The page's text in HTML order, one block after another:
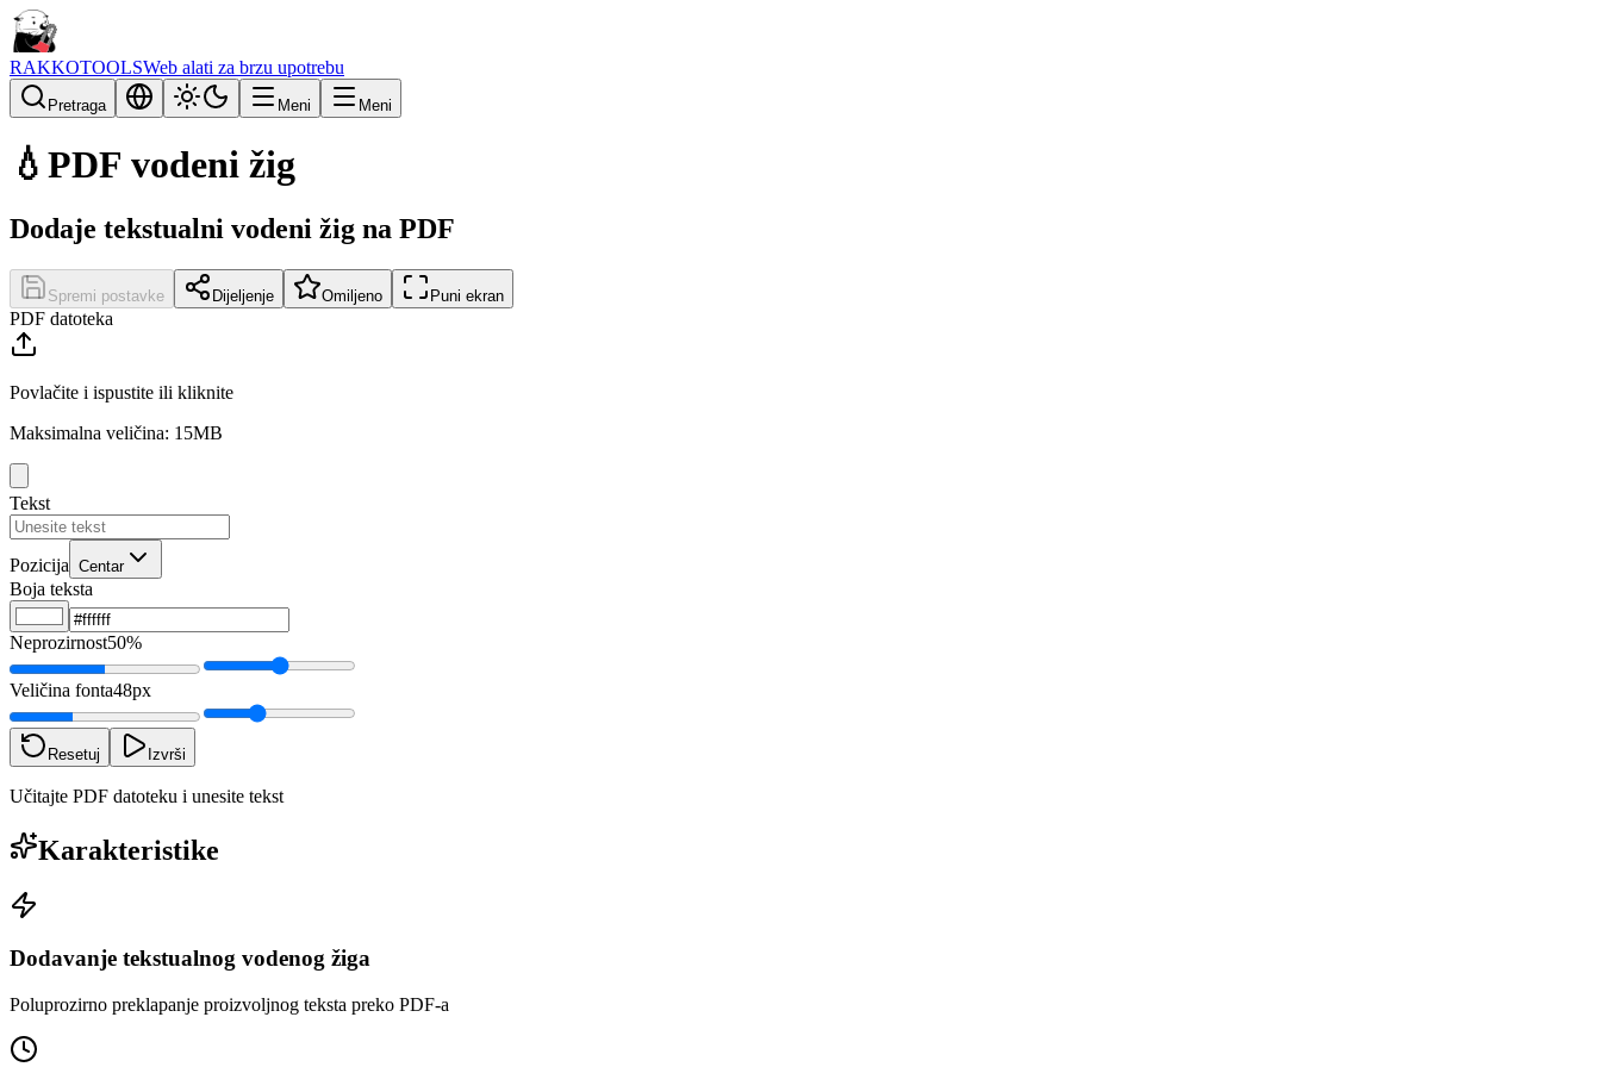
RAKKOTOOLSWeb alati za brzu upotrebu
Pretraga Meni Meni
💧 PDF vodeni žig
Dodaje tekstualni vodeni žig na PDF
Spremi postavke Dijeljenje Omiljeno Puni ekran
PDF datoteka
Povlačite i ispustite ili kliknite
Maksimalna veličina: 15MB
Tekst
Pozicija Centar
Boja teksta
Neprozirnost50%
Veličina fonta48px
Resetuj Izvrši
Učitajte PDF datoteku i unesite tekst
Karakteristike
Dodavanje tekstualnog vodenog žiga
Poluprozirno preklapanje proizvoljnog teksta preko PDF-a